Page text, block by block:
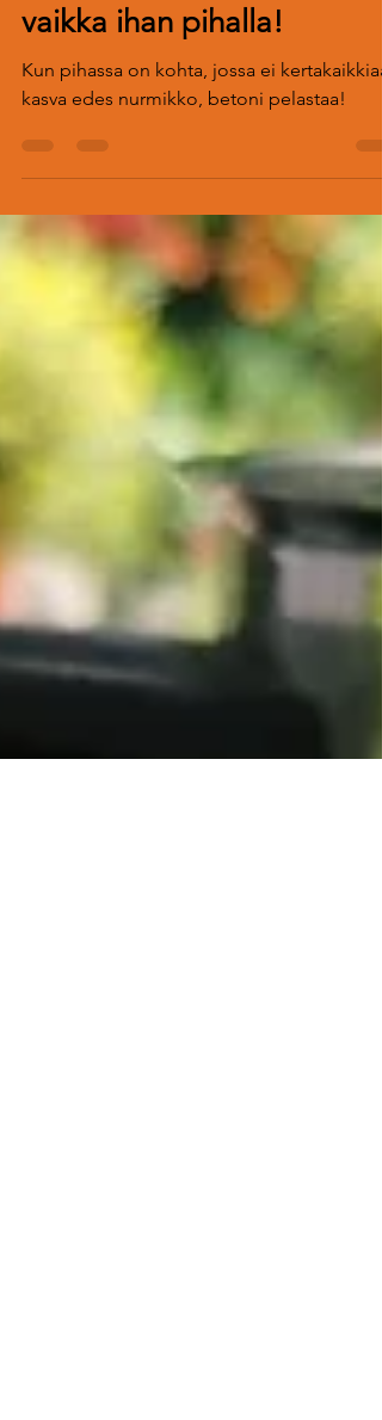
Salla Axelin
13.5.2023
3 min käytetty lukemiseen
Ongelmia ratkaistaan -
Kun pihassa on kohta, jossa ei